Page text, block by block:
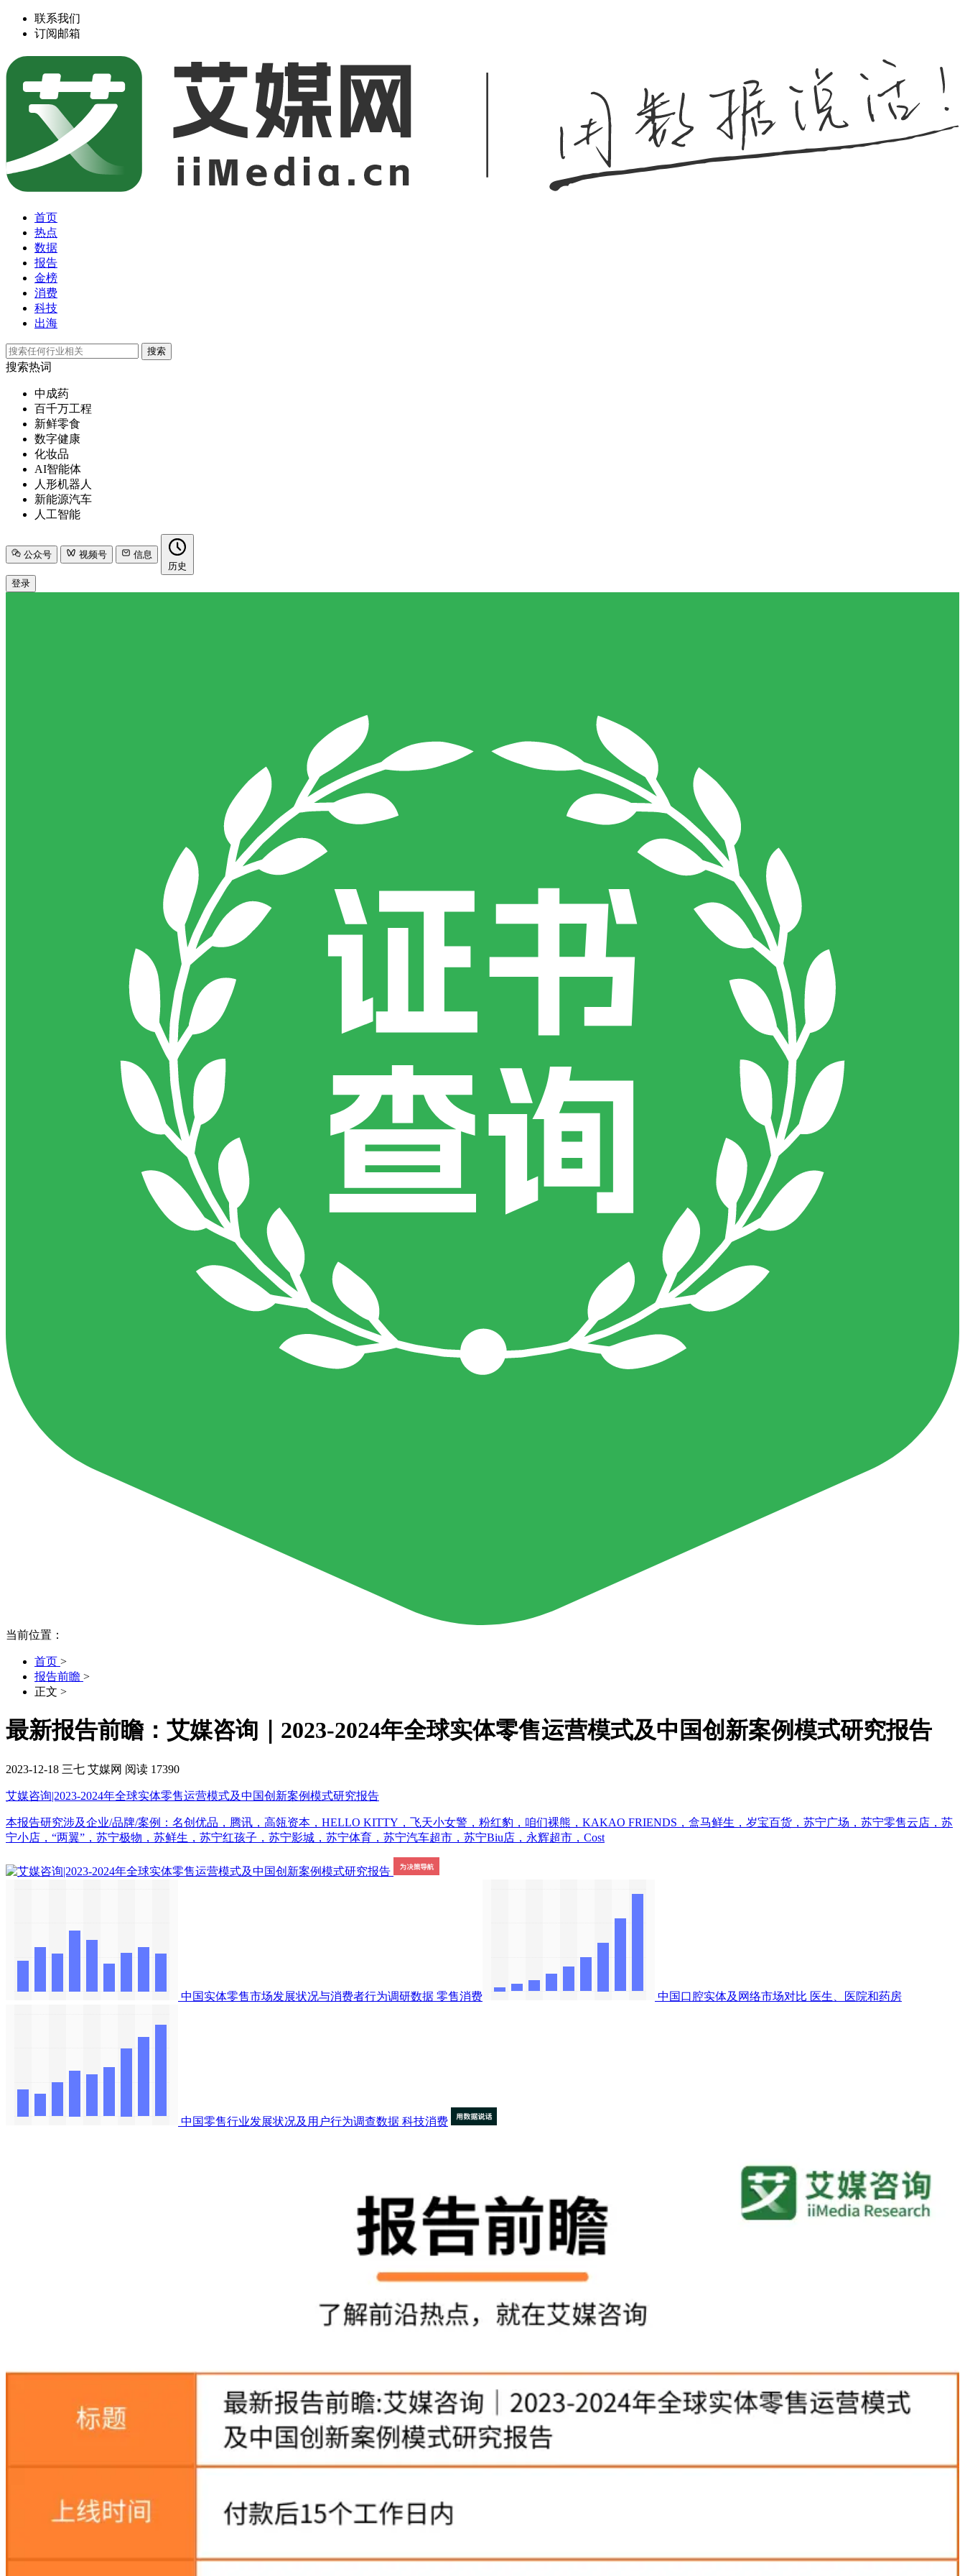
联系我们
订阅邮箱
首页
热点
数据
报告
金榜
消费
科技
出海
搜索
搜索热词
中成药
百千万工程
新鲜零食
数字健康
化妆品
AI智能体
人形机器人
新能源汽车
人工智能
公众号 视频号
信息
历史
登录
当前位置：
首页 >
报告前瞻 >
正文 >
最新报告前瞻：艾媒咨询｜2023-2024年全球实体零售运营模式及中国创新案例模式研究报告
2023-12-18 三七 艾媒网 阅读 17390
艾媒咨询|2023-2024年全球实体零售运营模式及中国创新案例模式研究报告
本报告研究涉及企业/品牌/案例：名创优品，腾讯，高瓴资本，HELLO KITTY，飞天小女警，粉红豹，咱们裸熊，KAKAO FRIENDS，盒马鲜生，岁宝百货，苏宁广场，苏宁零售云店，苏
宁小店，“两翼”，苏宁极物，苏鲜生，苏宁红孩子，苏宁影城，苏宁体育，苏宁汽车超市，苏宁Biu店，永辉超市，Cost
中国实体零售市场发展状况与消费者行为调研数据 零售消费 中国口腔实体及网络市场对比 医生、医院和药房
中国零售行业发展状况及用户行为调查数据 科技消费